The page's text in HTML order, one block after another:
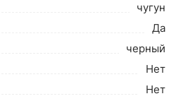
чугун
Да
черный
Нет
Нет